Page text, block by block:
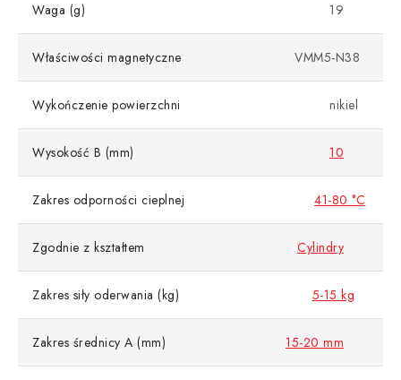
Waga (g) 19
Właściwości magnetyczne VMM5-N38
Wykończenie powierzchni nikiel
Wysokość B (mm) 10
Zakres odporności cieplnej 41-80 °C
Zgodnie z kształtem Cylindry
Zakres siły oderwania (kg) 5-15 kg
Zakres średnicy A (mm) 15-20 mm